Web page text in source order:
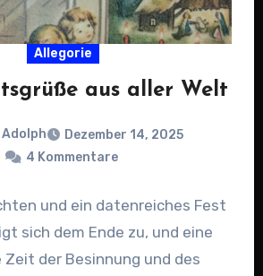
Allegorie
aus aller Welt
Adolph
Dezember 14, 2025
4 Kommentare
und ein datenreiches Fest
sich dem Ende zu, und eine
Zeit der Besinnung und des